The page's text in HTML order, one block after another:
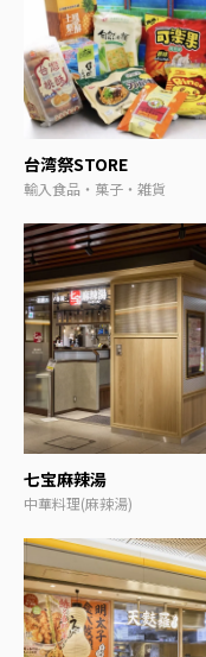
台湾祭STORE
輸入食品・菓子・雑貨
七宝麻辣湯
中華料理(麻辣湯)